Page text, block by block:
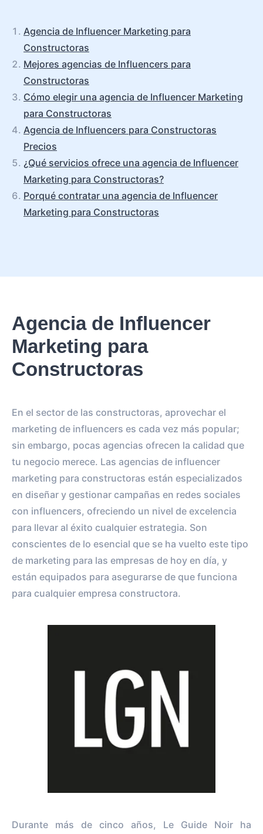
Agencia de Influencer Marketing para
Constructoras
Mejores agencias de Influencers para
Constructoras
Cómo elegir una agencia de Influencer Marketing
para Constructoras
Agencia de Influencers para Constructoras
Precios
¿Qué servicios ofrece una agencia de Influencer
Marketing para Constructoras?
Porqué contratar una agencia de Influencer
Marketing para Constructoras
Agencia de Influencer
Marketing para
Constructoras
En el sector de las constructoras, aprovechar el
marketing de influencers es cada vez más popular;
sin embargo, pocas agencias ofrecen la calidad que
tu negocio merece. Las agencias de influencer
marketing para constructoras están especializados
en diseñar y gestionar campañas en redes sociales
con influencers, ofreciendo un nivel de excelencia
para llevar al éxito cualquier estrategia. Son
conscientes de lo esencial que se ha vuelto este tipo
de marketing para las empresas de hoy en día, y
están equipados para asegurarse de que funciona
para cualquier empresa constructora.
Durante más de cinco años, Le Guide Noir ha